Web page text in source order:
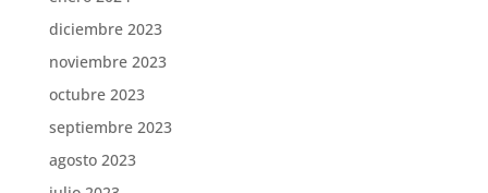
diciembre 2023
noviembre 2023
octubre 2023
septiembre 2023
agosto 2023